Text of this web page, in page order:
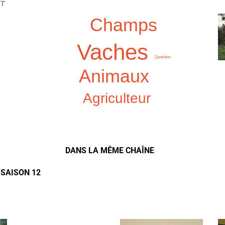
Vaches
Animaux
Champs
Agriculteur
Quotidien
DANS LA MÊME CHAÎNE
12